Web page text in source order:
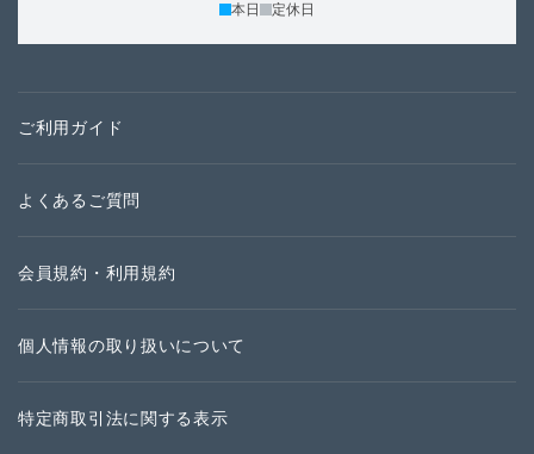
本日 定休日
ご利用ガイド
よくあるご質問
会員規約・利用規約
個人情報の取り扱いについて
特定商取引法に関する表示